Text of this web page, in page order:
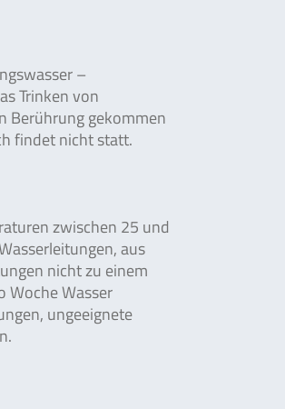
–
Trinken von
Berührung gekommen
findet nicht statt.
zwischen 25 und
aus
nicht zu einem
Woche Wasser
ungeeignete